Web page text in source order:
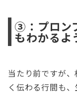
③：プロン
もわかるよ
当たり前ですが
く伝わる行間も、